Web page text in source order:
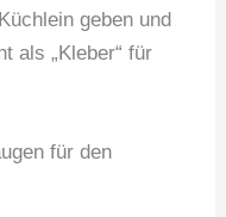
geben und
als „Kleber“ für
für den